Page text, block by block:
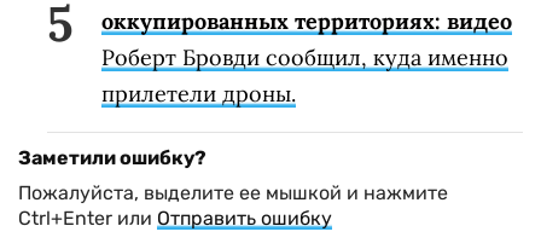
оккупированных территориях: видео
Роберт Бровди сообщил, куда именно
прилетели дроны.
Заметили ошибку?
Пожалуйста, выделите ее мышкой и нажмите
Ctrl+Enter или Отправить ошибку